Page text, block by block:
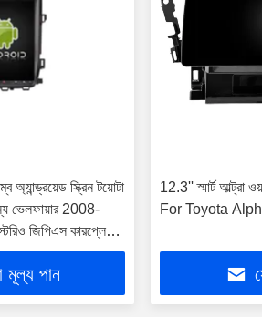
অ্যান্ড্রয়েড স্ক্রিন টয়োটা
ভেলফায়ার 2008-
জিপিএস কারপ্লে
মূল্য পান
12.3'' স্মার্ট আল্ট্রা
For Toyota